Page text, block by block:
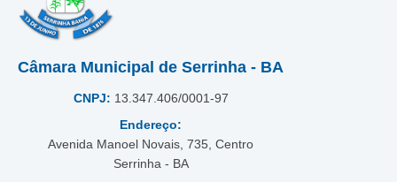
Câmara Municipal de Serrinha - BA
CNPJ: 13.347.406/0001-97
Endereço:
Avenida Manoel Novais, 735, Centro
Serrinha - BA